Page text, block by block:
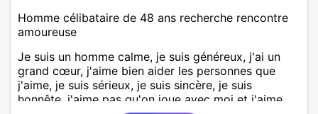
Homme célibataire de 48 ans recherche rencontre
amoureuse
Je suis un homme calme, je suis généreux, j'ai un
grand cœur, j'aime bien aider les personnes que
j'aime, je suis sérieux, je suis sincère, je suis
honnête, j'aime pas qu'on joue avec moi et j'aime